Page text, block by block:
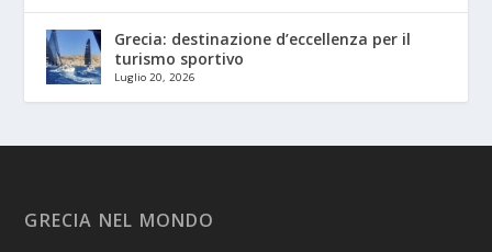
Grecia: destinazione d’eccellenza per il
turismo sportivo
Luglio 20, 2026
GRECIA NEL MONDO